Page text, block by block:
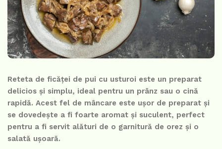
Reteta de ficăței de pui cu usturoi este un preparat
delicios și simplu, ideal pentru un prânz sau o cină
rapidă. Acest fel de mâncare este ușor de preparat și
se dovedește a fi foarte aromat și suculent, perfect
pentru a fi servit alături de o garnitură de orez și o
salată ușoară.